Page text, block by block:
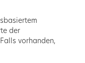
der
vorhanden,